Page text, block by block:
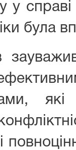
у
була
які